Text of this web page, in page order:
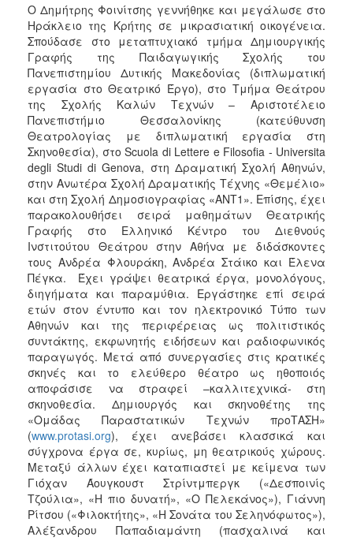
Ο Δημήτρης Φοινίτσης γεννήθηκε και μεγάλωσε στο
Ηράκλειο της Κρήτης σε μικρασιατική οικογένεια.
Σπούδασε στο μεταπτυχιακό τμήμα Δημιουργικής
Γραφής της Παιδαγωγικής Σχολής του
Πανεπιστημίου Δυτικής Μακεδονίας (διπλωματική
εργασία στο Θεατρικό Έργο), στο Τμήμα Θεάτρου
της Σχολής Καλών Τεχνών – Αριστοτέλειο
Πανεπιστήμιο Θεσσαλονίκης (κατεύθυνση
Θεατρολογίας με διπλωματική εργασία στη
Σκηνοθεσία), στο Scuola di Lettere e Filosofia - Universita
degli Studi di Genova, στη Δραματική Σχολή Αθηνών,
στην Ανωτέρα Σχολή Δραματικής Τέχνης «Θεμέλιο»
και στη Σχολή Δημοσιογραφίας «ΑΝΤ1». Επίσης, έχει
παρακολουθήσει σειρά μαθημάτων Θεατρικής
Γραφής στο Ελληνικό Κέντρο του Διεθνούς
Ινστιτούτου Θεάτρου στην Αθήνα με διδάσκοντες
τους Ανδρέα Φλουράκη, Ανδρέα Στάικο και Έλενα
Πέγκα. Έχει γράψει θεατρικά έργα, μονολόγους,
διηγήματα και παραμύθια. Εργάστηκε επί σειρά
ετών στον έντυπο και τον ηλεκτρονικό Τύπο των
Αθηνών και της περιφέρειας ως πολιτιστικός
συντάκτης, εκφωνητής ειδήσεων και ραδιοφωνικός
παραγωγός. Μετά από συνεργασίες στις κρατικές
σκηνές και το ελεύθερο θέατρο ως ηθοποιός
αποφάσισε να στραφεί –καλλιτεχνικά- στη
σκηνοθεσία. Δημιουργός και σκηνοθέτης της
«Ομάδας Παραστατικών Τεχνών προΤΑΣΗ»
(www.protasi.org), έχει ανεβάσει κλασσικά και
σύγχρονα έργα σε, κυρίως, μη θεατρικούς χώρους.
Μεταξύ άλλων έχει καταπιαστεί με κείμενα των
Γιόχαν Άουγκουστ Στρίντμπεργκ («Δεσποινίς
Τζούλια», «Η πιο δυνατή», «Ο Πελεκάνος»), Γιάννη
Ρίτσου («Φιλοκτήτης», «Η Σονάτα του Σεληνόφωτος»),
Αλέξανδρου Παπαδιαμάντη (πασχαλινά και